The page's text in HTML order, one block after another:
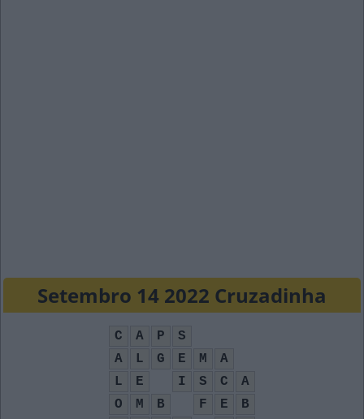
Setembro 14 2022 Cruzadinha
C A P
S
A
L G E M
A
L
E I S C
A
O
M B F E
B